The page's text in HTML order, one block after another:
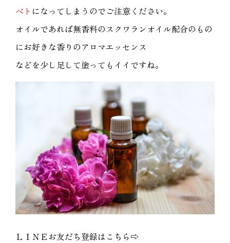
ベト になってしまうのでご注意ください。
オイルであれば無香料のスクワランオイル配合のもの
にお好きな香りのアロマエッセンス
などを少し足して塗ってもイイですね。
ＬＩＮＥお友だち登録はこちら⇨